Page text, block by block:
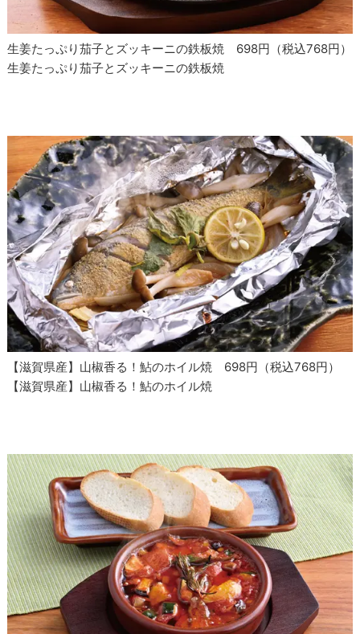
生姜たっぷり茄子とズッキーニの鉄板焼 698円（税込768円）
生姜たっぷり茄子とズッキーニの鉄板焼
【滋賀県産】山椒香る！鮎のホイル焼 698円（税込768円）
【滋賀県産】山椒香る！鮎のホイル焼